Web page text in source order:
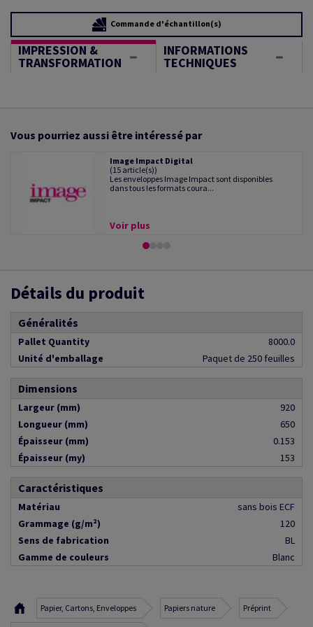
Commande d'échantillon(s)
IMPRESSION &
TRANSFORMATION
INFORMATIONS
TECHNIQUES
Vous pourriez aussi être intéressé par
Image Impact Digital
(15 article(s))
Les enveloppes Image Impact sont disponibles
dans tous les formats coura...
Voir plus
Détails du produit
Généralités
Pallet Quantity
8000.0
Unité d'emballage
Paquet de 250 feuilles
Dimensions
Largeur (mm)
920
Longueur (mm)
650
Épaisseur (mm)
0.153
Épaisseur (my)
153
Caractéristiques
Matériau
sans bois ECF
Grammage (g/m²)
120
Sens de fabrication
BL
Gamme de couleurs
Blanc
Papier, Cartons, Enveloppes Papiers nature Préprint